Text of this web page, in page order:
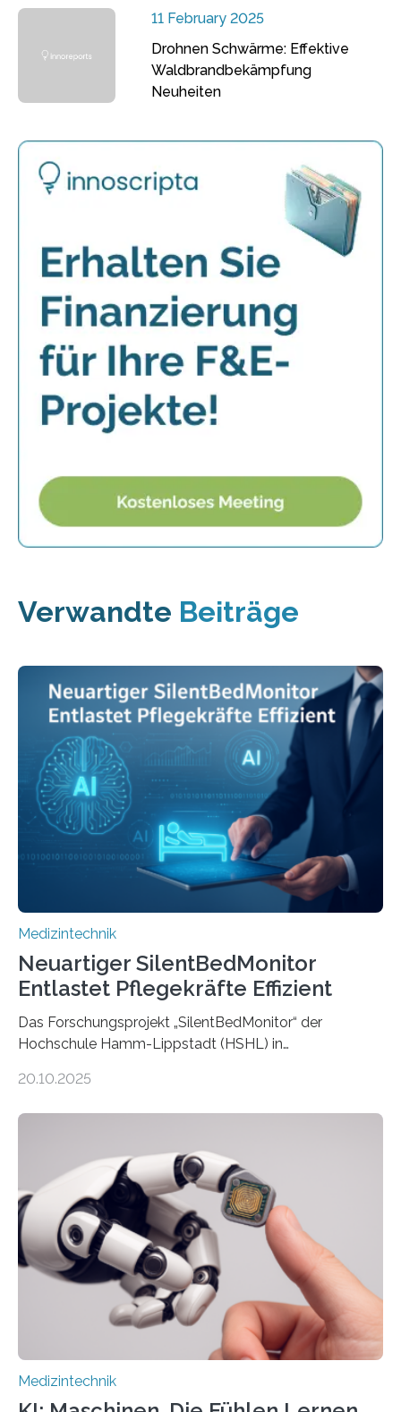
11 February 2025
Drohnen Schwärme: Effektive
Waldbrandbekämpfung
Neuheiten
Verwandte Beiträge
Medizintechnik
Neuartiger SilentBedMonitor
Entlastet Pflegekräfte Effizient
Das Forschungsprojekt „SilentBedMonitor“ der
Hochschule Hamm-Lippstadt (HSHL) in
auf Personen ab, die bettlägerig sind oder in ihrer
Entwicklung der Sensorik und Datenübertragung. Die
HSHL verantwortet die wissenschaftliche Begleitung
sowie die KI-gestützte Datenauswertung. Das Ziel ist
die Entwicklung eines berührungslosen
Assistenzsystems, das den Zustand der Person
kontinuierlich erfasst, pflegende Personen unterstützt
und in Notfällen selbstständig Alarm schlägt. „Die Idee
20.10.2025
Medizintechnik